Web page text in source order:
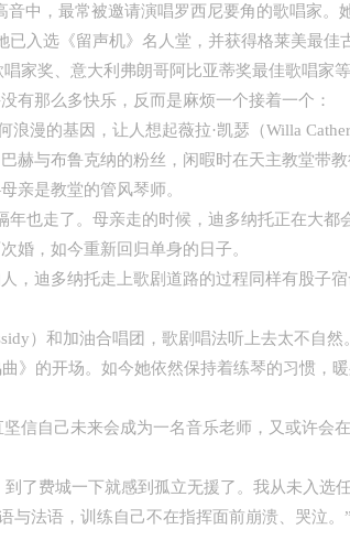
，最常被邀请演唱罗西尼要角的歌唱家。
入选《留声机》名人堂，并获得格莱美最佳
家奖、意大利弗朗哥阿比亚蒂奖最佳歌唱家等
那么多快乐，反而是麻烦一个接着一个：
的基因，让人想起薇拉·凯瑟（Willa Cather
布鲁克纳的粉丝，闲暇时在天主教堂带教
是教堂的管风琴师。
走了。母亲走的时候，迪多纳托正在大都
，如今重新回归单身的日子。
迪多纳托走上歌剧道路的过程同样有股子宿
）和加油合唱团，歌剧唱法听上去太不自
》的开场。如今她依然保持着练琴的习惯，暖
自己未来会成为一名音乐老师，又或许会在
费城一下就感到孤立无援了。我从未入选
与法语，训练自己不在指挥面前崩溃、哭泣。”